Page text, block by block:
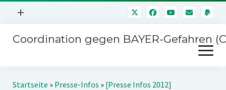
Menü
+
Mitmachen
Coordination gegen BAYER-Gefahren
Menü
öffnen
Kampagnen
Startseite » Presse-Infos » [Presse Infos 2012]